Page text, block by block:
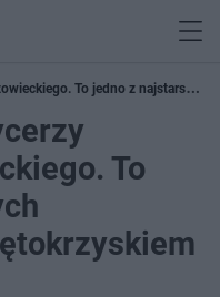
To jedno z najstarszych
To